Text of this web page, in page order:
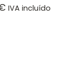
IVA incluído